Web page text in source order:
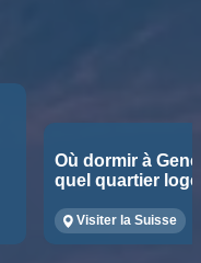
Où dormir à
quel quartier
Visiter la Suisse